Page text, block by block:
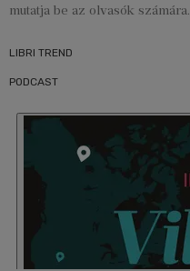
mutatja be az olvasók számára.
LIBRI TREND
PODCAST